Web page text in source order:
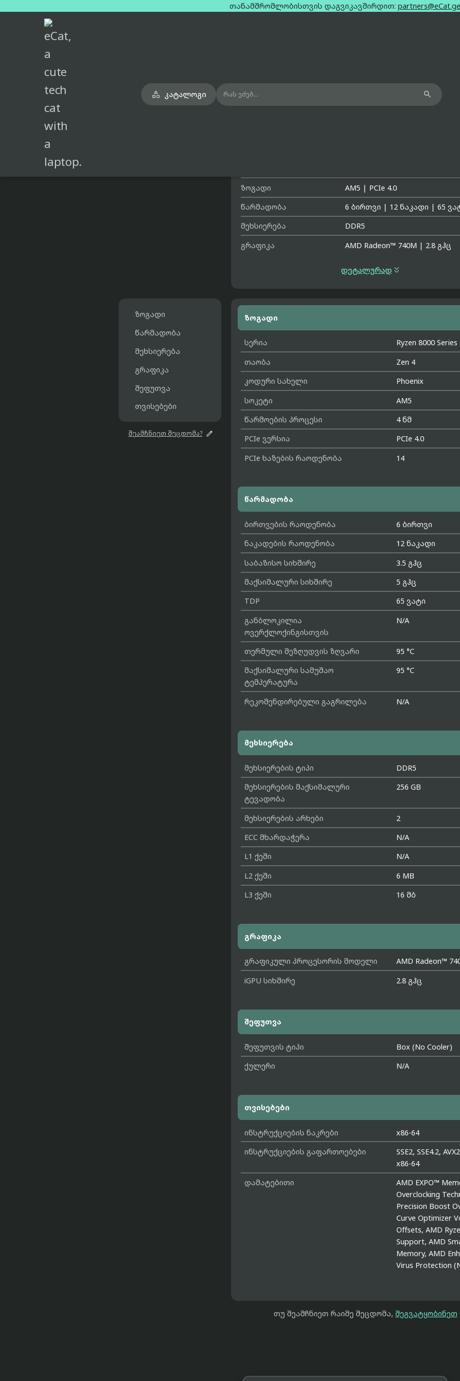
თანამშრომლობისთვის დაგვიკავშირდით: partners@eCat.ge
 კატალოგი 
მთავარი
ზოგადი
AM5 | PCIe 4.0
წარმადობა
6 ბირთვი | 12 ნაკადი |65
მეხსიერება
DDR5
გრაფიკა
AMD Radeon™ 740M | 2.8 გჰც
დეტალურად
ზოგადი
წარმადობა
მეხსიერება
გრაფიკა
შეფუთვა
თვისებები
შეამჩნიეთ შეცდომა? 
ზოგადი
სერია
Ryzen 8000 Series
თაობა
Zen 4
კოდური სახელი
Phoenix
სოკეტი
AM5
წარმოების პროცესი
4 ნმ
PCIe ვერსია
PCIe 4.0
PCIe ხაზების რაოდენობა
14
წარმადობა
ბირთვების რაოდენობა
6 ბირთვი
ნაკადების რაოდენობა
12 ნაკადი
საბაზისო სიხშირე
3.5 გჰც
მაქსიმალური სიხშირე
5 გჰც
TDP
65 ვატი
განბლოკილია
ოვერქლოქინგისთვის
N/A
თერმული შეზღუდვის ზღვარი
95 °C
მაქსიმალური სამუშაო
ტემპერატურა
95 °C
რეკომენდირებული გაგრილება N/A
მეხსიერება
მეხსიერების ტიპი
DDR5
მეხსიერების მაქსიმალური
ტევადობა
256 GB
მეხსიერების არხები
2
ECC მხარდაჭერა
N/A
L1 ქეში
N/A
L2 ქეში
6 MB
L3 ქეში
16 მბ
გრაფიკა
გრაფიკული პროცესორის მოდელი
AMD Radeon™
iGPU სიხშირე
2.8 გჰც
შეფუთვა
შეფუთვის ტიპი
Box (No Cooler)
ქულერი
N/A
თვისებები
ინსტრუქციების ნაკრები
x86-64
ინსტრუქციების გაფართოებები
SSE2, SSE4.2,
x86-64
დამატებითი
AMD EXPO™
Overclocking
Precision Boost
Curve Optimizer
Offsets, AMD
Support, AMD
Memory, AMD
Virus Protection
თუ შეამჩნიეთ რაიმე შეცდომა, შეგვატყობინეთ